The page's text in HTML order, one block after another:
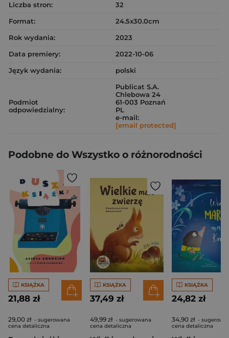
Liczba stron:
32
Format:
24.5x30.0cm
Rok wydania:
2023
Data premiery:
2022-10-06
Język wydania:
polski
Podmiot
odpowiedzialny:
Publicat S.A.
Chlebowa 24
61-003 Poznań
PL
e-mail:
[email protected]
Podobne do Wszystko o różnorodności
KSIĄŻKA
21,88 zł
29,00 zł - sugerowana
cena detaliczna
KSIĄŻKA
37,49 zł
49,99 zł - sugerowana
cena detaliczna
KSIĄŻKA
24,82 zł
34,90 zł -
cena detaliczna